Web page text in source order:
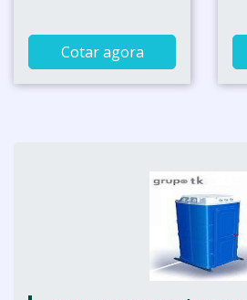
Cotar agora